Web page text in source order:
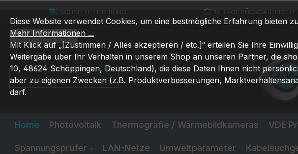
Hauptinhalt springen
Zur Suche springen
Zur Hauptnavigation springen
SCHNELLE LIEFERUNG 14 TAGE RÜCKGABERECHT
Kontakt/Standort
Suchbegriff eingeben ...
Home Photovoltaik Thermografie / Wärmebildkameras VDE
Spannungsprüfer LAN-Netze Umweltparameter
Diese Website verwendet Cookies, um eine bestmögliche Erfahrung bieten
Mehr Informationen ...
Mit Klick auf „[Zustimmen / Alles akzeptieren / etc.]“ erteilen Sie Ihre
Weitergabe über Ihr Verhalten in unserem Shop an unseren Partner, die
10, 48624 Schöppingen, Deutschland), die diese Daten Ihnen nicht
aber zu eigenen Zwecken (z.B. Produktverbesserungen,
darf.